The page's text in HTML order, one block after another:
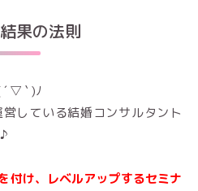
果の法則
▽ ` )ﾉ
している結婚コンサルタント
付け、レベルアップするセミナ